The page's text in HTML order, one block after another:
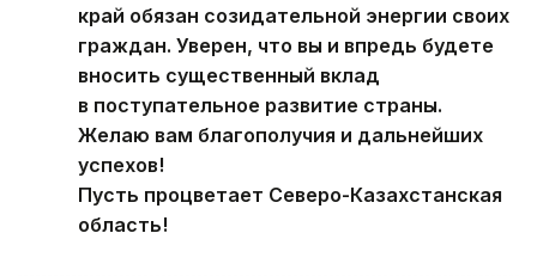
край обязан созидательной энергии своих
граждан. Уверен, что вы и впредь будете
вносить существенный вклад
в поступательное развитие страны.
Желаю вам благополучия и дальнейших
успехов!
Пусть процветает Северо-Казахстанская
область!